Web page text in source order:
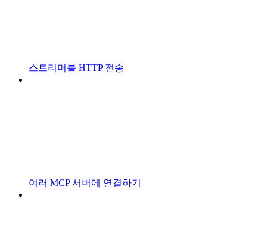
스트리머블 HTTP 전송
여러 MCP 서버에 연결하기